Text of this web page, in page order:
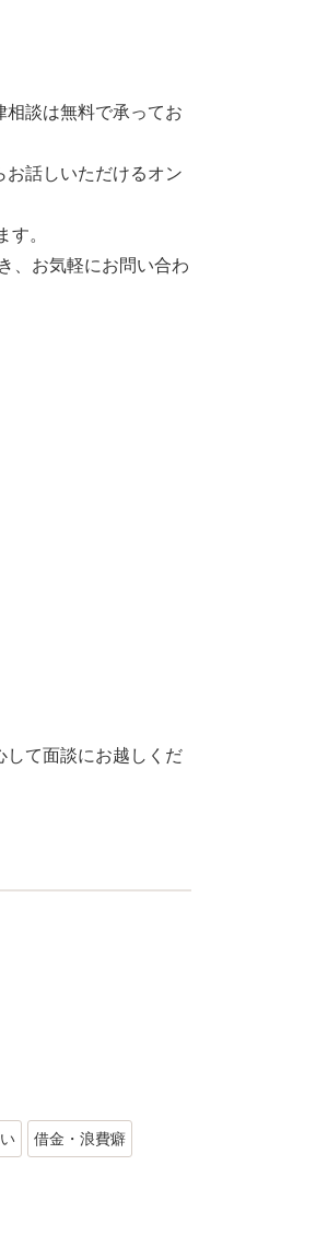
談は無料で承ってお
話しいただけるオン
。
、お気軽にお問い合わ
て面談にお越しくだ
借金・浪費癖